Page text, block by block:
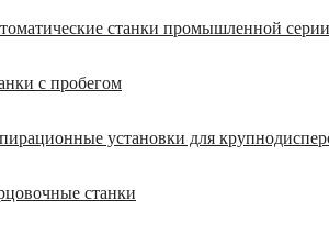
станки промышленной серии
с пробегом
установки для
станки